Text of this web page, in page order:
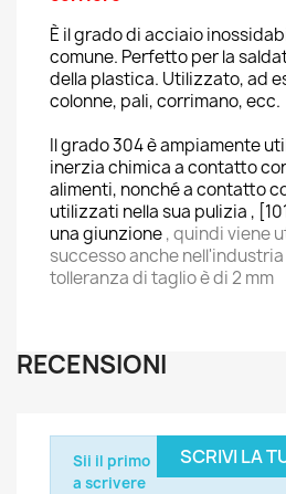
È il grado di acciaio
comune. Perfetto per la
della plastica. Utilizzato, ad
colonne, pali, corrimano, ecc.
Il grado 304 è ampiamente
inerzia chimica a contatto
alimenti, nonché a contatto
utilizzati nella sua pulizia ,
una giunzione, quindi viene
successo anche
tolleranza di taglio è di 2 mm
RECENSIONI
SCRIVI LA
Sii il primo
a scrivere